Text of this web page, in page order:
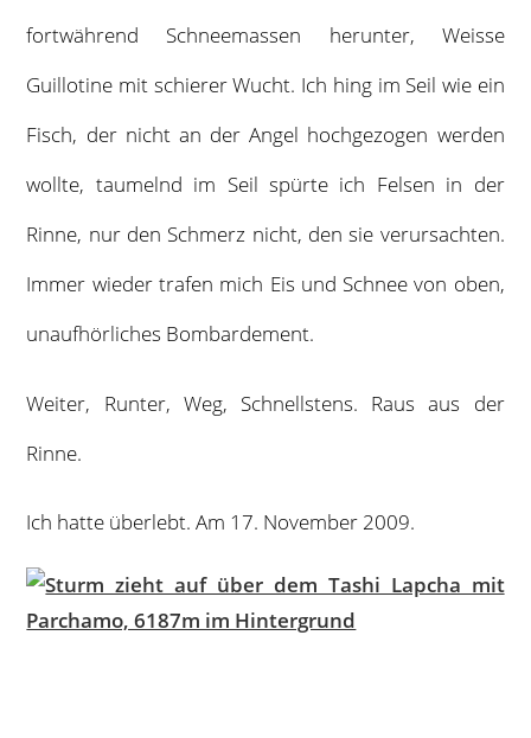
fortwährend Schneemassen herunter, Weisse
Guillotine mit schierer Wucht. Ich hing im Seil wie ein
Fisch, der nicht an der Angel hochgezogen werden
wollte, taumelnd im Seil spürte ich Felsen in der
Rinne, nur den Schmerz nicht, den sie verursachten.
Immer wieder trafen mich Eis und Schnee von oben,
unaufhörliches Bombardement.
Weiter, Runter, Weg, Schnellstens. Raus aus der
Rinne.
Ich hatte überlebt. Am 17. November 2009.